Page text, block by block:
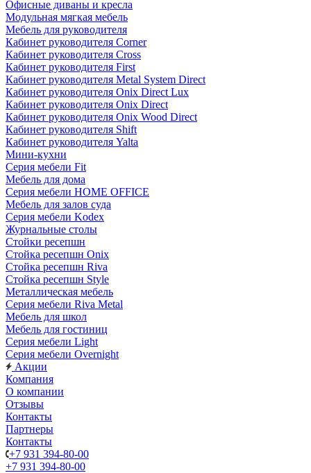
Офисные диваны и кресла
Модульная мягкая мебель
Мебель для руководителя
Кабинет руководителя Corner
Кабинет руководителя Cross
Кабинет руководителя First
Кабинет руководителя Metal System Direct
Кабинет руководителя Onix Direct Lux
Кабинет руководителя Onix Direct
Кабинет руководителя Onix Wood Direct
Кабинет руководителя Shift
Кабинет руководителя Yalta
Мини-кухни
Серия мебели Fit
Мебель для дома
Серия мебели HOME OFFICE
Мебель для залов суда
Серия мебели Kodex
Журнальные столы
Стойки ресепшн
Стойка ресепшн Onix
Стойка ресепшн Riva
Стойка ресепшн Style
Металлическая мебель
Серия мебели Riva Metal
Мебель для школ
Мебель для гостиниц
Серия мебели Light
Серия мебели Overnight
Акции
Компания
О компании
Отзывы
Контакты
Партнеры
Контакты
+7 931 394-80-00
+7 931 394-80-00